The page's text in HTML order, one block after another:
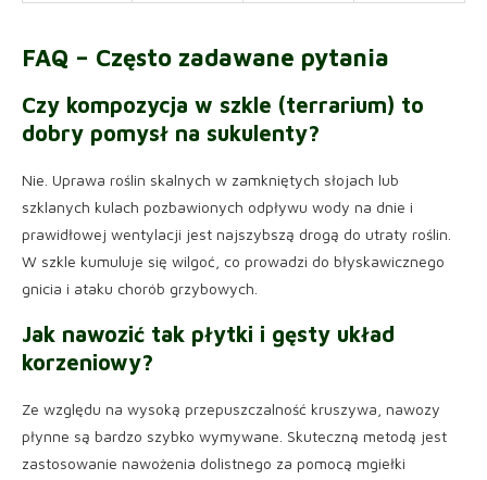
FAQ – Często zadawane pytania
Czy kompozycja w szkle (terrarium) to
dobry pomysł na sukulenty?
Nie. Uprawa roślin skalnych w zamkniętych słojach lub
szklanych kulach pozbawionych odpływu wody na dnie i
prawidłowej wentylacji jest najszybszą drogą do utraty roślin.
W szkle kumuluje się wilgoć, co prowadzi do błyskawicznego
gnicia i ataku chorób grzybowych.
Jak nawozić tak płytki i gęsty układ
korzeniowy?
Ze względu na wysoką przepuszczalność kruszywa, nawozy
płynne są bardzo szybko wymywane. Skuteczną metodą jest
zastosowanie nawożenia dolistnego za pomocą mgiełki